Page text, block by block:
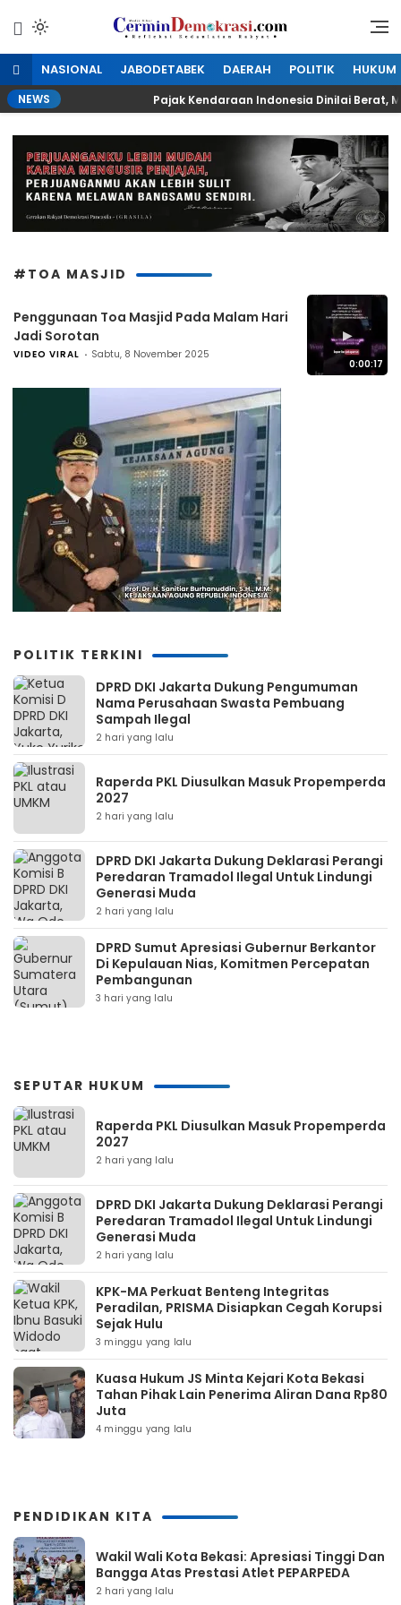
konten
CerminDemokrasi.com
Refleksi Kedaulatan Rakyat
NASIONAL JABODETABEK DAERAH POLITIK HUKUM
NEWS Pajak Kendaraan Indonesia Dinilai Berat,
#TOA MASJID
Penggunaan Toa Masjid Pada Malam Hari
Jadi Sorotan
VIDEO VIRAL Sabtu, 8 November 2025
▶
0:00:17
POLITIK TERKINI
DPRD DKI Jakarta Dukung Pengumuman
Nama Perusahaan Swasta Pembuang
Sampah Ilegal
2 hari yang lalu
Raperda PKL Diusulkan Masuk Propemperda
2027
2 hari yang lalu
DPRD DKI Jakarta Dukung Deklarasi Perangi
Peredaran Tramadol Ilegal Untuk Lindungi
Generasi Muda
2 hari yang lalu
DPRD Sumut Apresiasi Gubernur Berkantor
Di Kepulauan Nias, Komitmen Percepatan
Pembangunan
3 hari yang lalu
SEPUTAR HUKUM
Raperda PKL Diusulkan Masuk Propemperda
2027
2 hari yang lalu
DPRD DKI Jakarta Dukung Deklarasi Perangi
Peredaran Tramadol Ilegal Untuk Lindungi
Generasi Muda
2 hari yang lalu
KPK-MA Perkuat Benteng Integritas
Peradilan, PRISMA Disiapkan Cegah Korupsi
Sejak Hulu
3 minggu yang lalu
Kuasa Hukum JS Minta Kejari Kota Bekasi
Tahan Pihak Lain Penerima Aliran Dana Rp80
Juta
4 minggu yang lalu
PENDIDIKAN KITA
Wakil Wali Kota Bekasi: Apresiasi Tinggi Dan
Bangga Atas Prestasi Atlet PEPARPEDA
2 hari yang lalu